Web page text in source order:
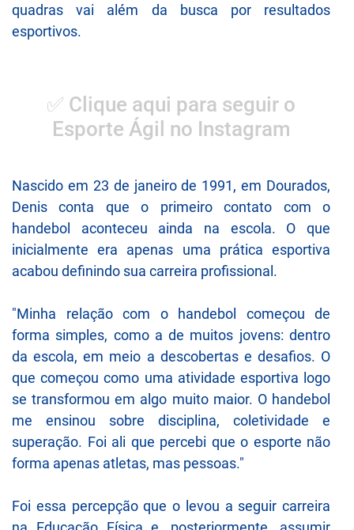
quadras vai além da busca por resultados
esportivos.
✅ Clique aqui para seguir o
Esporte Ágil no Instagram
Nascido em 23 de janeiro de 1991, em Dourados,
Denis conta que o primeiro contato com o
handebol aconteceu ainda na escola. O que
inicialmente era apenas uma prática esportiva
acabou definindo sua carreira profissional.
"Minha relação com o handebol começou de
forma simples, como a de muitos jovens: dentro
da escola, em meio a descobertas e desafios. O
que começou como uma atividade esportiva logo
se transformou em algo muito maior. O handebol
me ensinou sobre disciplina, coletividade e
superação. Foi ali que percebi que o esporte não
forma apenas atletas, mas pessoas."
Foi essa percepção que o levou a seguir carreira